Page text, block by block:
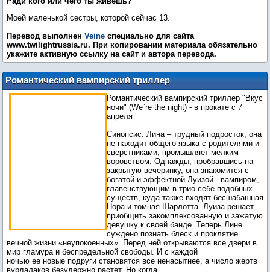
Моей маленькой сестры, которой сейчас 13.
Перевод выполнен Veine специально для сайта
www.twilightrussia.ru. При копировании материала обязательно
укажите активную ссылку на сайт и автора перевода.
Романтический вампирский триллер
"Вкус ночи"
Романтический вампирский триллер "Вкус
ночи" (We`re the night) - в прокате с 7
апреля
Синопсис: Лина – трудный подросток, она
не находит общего языка с родителями и
сверстниками, промышляет мелким
воровством. Однажды, пробравшись на
закрытую вечеринку, она знакомится с
богатой и эффектной Луизой - вампиром,
главенствующим в трио себе подобных
существ, куда также входят бесшабашная
Нора и томная Шарлотта. Луиза решает
приобщить закомплексованную и зажатую
девушку к своей банде. Теперь Лине
суждено познать блеск и проклятие
вечной жизни «неупокоенных». Перед ней открываются все двери в
мир гламура и беспредельной свободы. И с каждой
ночью ее новые подруги становятся все ненасытнее, а число жертв